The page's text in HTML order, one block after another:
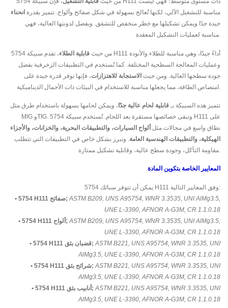
مناسبة للتشغيل الآلي، لكنها تُعالج بسهولة في شكل صفائح وألواح. تتميز بقدرة انحناء
جيدة جدًا ويمكن تشكيلها مع خطر منخفض للتشقق. وبفضل لدونتها العالية، فهي
مناسبة لعمليات التشكيل المعقدة.
من حيث قابلية الطلاء
، تقدم سبيكة 5754 H111 أداءً جيدًا، وهي مناسبة للطلاء والأنودة
وعمليات المعالجة السطحية المختلفة. كما تُستخدم في التطبيقات الزخرفية بفضل
جودة سطحها العالية. ومن حيث الاستجابة للاهتزازات، فإنها توفر قدرة جيدة على
تتميز هذه السبيكة بـ قابلية لحام عالية جدًا ، ويمكن لحامها بسهولة باستخدام طرق مثل
MIG وTIG. وتبقى خصائصها مستقرة بعد اللحام. تُستخدم سبيكة 5754 H111 على
نطاق واسع في مجالات مثل ألواح السيارات، والتطبيقات البحرية، والخزانات، والأجزاء
الهيكلية، والتطبيقات الهندسية العامة. وتبرز بشكل خاص في التطبيقات التي تتطلب
مقاومة التآكل، وجودة سطح عالية، وقابلية تشكيل ممتازة.
المعايير الخاصة بتكوين المادة
يمكن أن تتوفر سبائك 5754 H111 وفق المعايير التالية:
• 5754 H111 صفائح; ASTM B209, UNS A95754, WNR 3.3535, UNI AlMg3.5,
UNE L-3390, AFNOR A-G3M, CR 1.1.0.18
• 5754 H111 ألواح; ASTM B209, UNS A95754, WNR 3.3535, UNI AlMg3.5,
UNE L-3390, AFNOR A-G3M, CR 1.1.0.18
• 5754 H111 قضبان بثق; ASTM B221, UNS A95754, WNR 3.3535, UNI
AlMg3.5, UNE L-3390, AFNOR A-G3M, CR 1.1.0.18
• 5754 H111 شرائح بثق; ASTM B221, UNS A95754, WNR 3.3535, UNI
AlMg3.5, UNE L-3390, AFNOR A-G3M, CR 1.1.0.18
• 5754 H111 أنابيب بثق; ASTM B221, UNS A95754, WNR 3.3535, UNI
AlMg3.5, UNE L-3390, AFNOR A-G3M, CR 1.1.0.18